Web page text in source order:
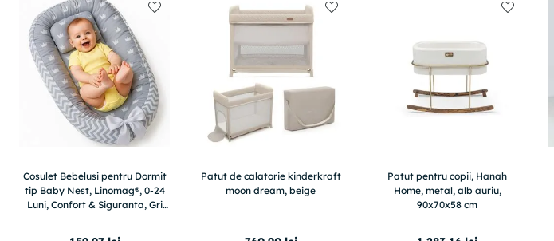
Cosulet Bebelusi pentru Dormit
tip Baby Nest, Linomag®, 0-24
Luni, Confort & Siguranta, Gri
Patut de calatorie kinderkraft
moon dream, beige
Patut pentru copii, Hanah
Home, metal, alb auriu,
90x70x58 cm